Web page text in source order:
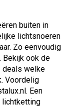
buiten in
lichtsnoeren
Zo eenvoudig
Bekijk ook de
deals welke
Voordelig
Een